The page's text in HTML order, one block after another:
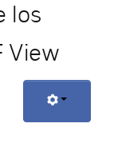
los
View